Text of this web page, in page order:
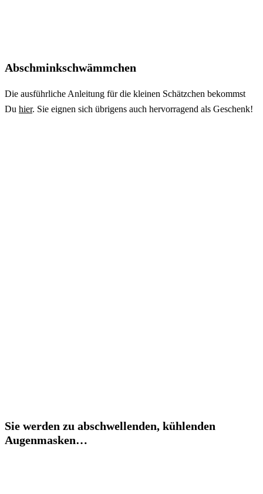
Abschminkschwämmchen
Die ausführliche Anleitung für die kleinen Schätzchen bekommst
Du hier. Sie eignen sich übrigens auch hervorragend als Geschenk!
Sie werden zu abschwellenden, kühlenden
Augenmasken…